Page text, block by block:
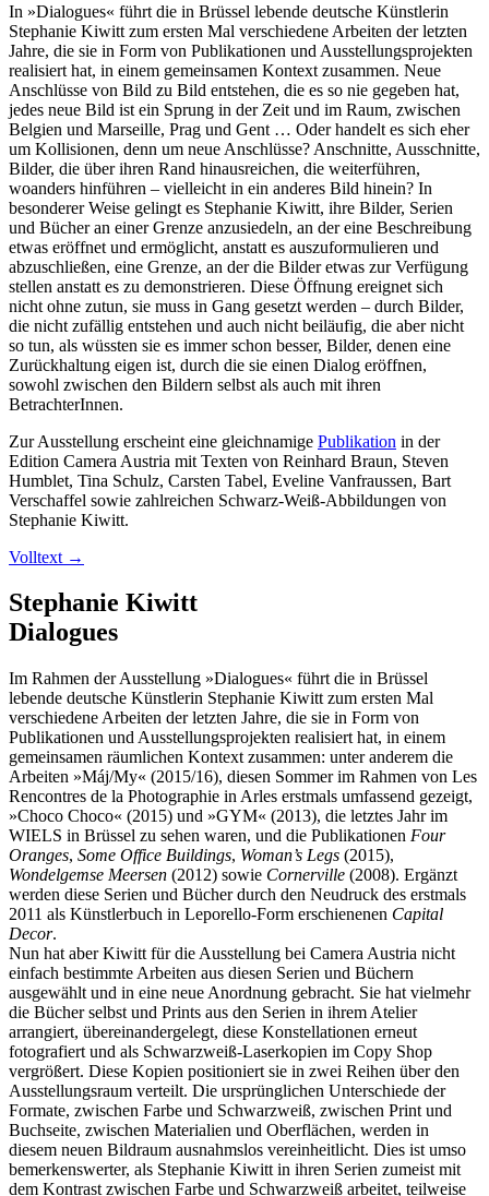
In »Dialogues« führt die in Brüssel lebende deutsche Künstlerin
Stephanie Kiwitt zum ersten Mal verschiedene Arbeiten der letzten
Jahre, die sie in Form von Publikationen und Ausstellungsprojekten
realisiert hat, in einem gemeinsamen Kontext zusammen. Neue
Anschlüsse von Bild zu Bild entstehen, die es so nie gegeben hat,
jedes neue Bild ist ein Sprung in der Zeit und im Raum, zwischen
Belgien und Marseille, Prag und Gent … Oder handelt es sich eher
um Kollisionen, denn um neue Anschlüsse? Anschnitte, Ausschnitte,
Bilder, die über ihren Rand hinausreichen, die weiterführen,
woanders hinführen – vielleicht in ein anderes Bild hinein? In
besonderer Weise gelingt es Stephanie Kiwitt, ihre Bilder, Serien
und Bücher an einer Grenze anzusiedeln, an der eine Beschreibung
etwas eröffnet und ermöglicht, anstatt es auszuformulieren und
abzuschließen, eine Grenze, an der die Bilder etwas zur Verfügung
stellen anstatt es zu demonstrieren. Diese Öffnung ereignet sich
nicht ohne zutun, sie muss in Gang gesetzt werden – durch Bilder,
die nicht zufällig entstehen und auch nicht beiläufig, die aber nicht
so tun, als wüssten sie es immer schon besser, Bilder, denen eine
Zurückhaltung eigen ist, durch die sie einen Dialog eröffnen,
sowohl zwischen den Bildern selbst als auch mit ihren
BetrachterInnen.
Zur Ausstellung erscheint eine gleichnamige Publikation in der
Edition Camera Austria mit Texten von Reinhard Braun, Steven
Humblet, Tina Schulz, Carsten Tabel, Eveline Vanfraussen, Bart
Verschaffel sowie zahlreichen Schwarz-Weiß-Abbildungen von
Stephanie Kiwitt.
Volltext →
Stephanie Kiwitt
Dialogues
Im Rahmen der Ausstellung »Dialogues« führt die in Brüssel
lebende deutsche Künstlerin Stephanie Kiwitt zum ersten Mal
verschiedene Arbeiten der letzten Jahre, die sie in Form von
Publikationen und Ausstellungsprojekten realisiert hat, in einem
gemeinsamen räumlichen Kontext zusammen: unter anderem die
Arbeiten »Máj/My« (2015/16), diesen Sommer im Rahmen von Les
Rencontres de la Photographie in Arles erstmals umfassend gezeigt,
»Choco Choco« (2015) und »GYM« (2013), die letztes Jahr im
WIELS in Brüssel zu sehen waren, und die Publikationen Four
Oranges, Some Office Buildings, Woman’s Legs (2015),
Wondelgemse Meersen (2012) sowie Cornerville (2008). Ergänzt
werden diese Serien und Bücher durch den Neudruck des erstmals
2011 als Künstlerbuch in Leporello-Form erschienenen Capital
Decor.
Nun hat aber Kiwitt für die Ausstellung bei Camera Austria nicht
einfach bestimmte Arbeiten aus diesen Serien und Büchern
ausgewählt und in eine neue Anordnung gebracht. Sie hat vielmehr
die Bücher selbst und Prints aus den Serien in ihrem Atelier
arrangiert, übereinandergelegt, diese Konstellationen erneut
fotografiert und als Schwarzweiß-Laserkopien im Copy Shop
vergrößert. Diese Kopien positioniert sie in zwei Reihen über den
Ausstellungsraum verteilt. Die ursprünglichen Unterschiede der
Formate, zwischen Farbe und Schwarzweiß, zwischen Print und
Buchseite, zwischen Materialien und Oberflächen, werden in
diesem neuen Bildraum ausnahmslos vereinheitlicht. Dies ist umso
bemerkenswerter, als Stephanie Kiwitt in ihren Serien zumeist mit
dem Kontrast zwischen Farbe und Schwarzweiß arbeitet, teilweise